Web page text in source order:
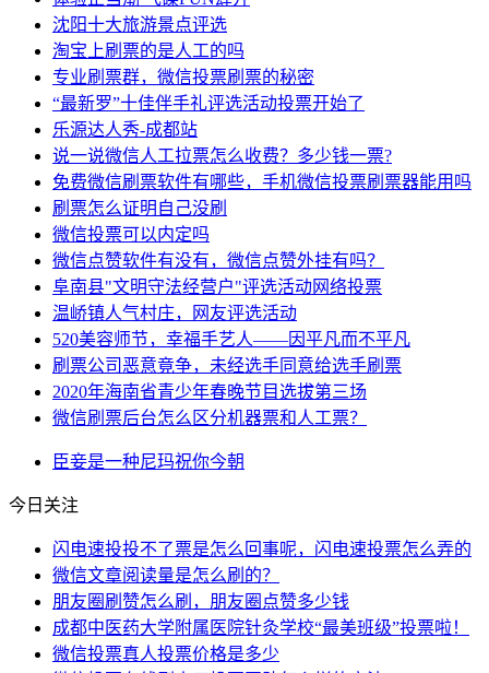
沈阳十大旅游景点评选
淘宝上刷票的是人工的吗
专业刷票群，微信投票刷票的秘密
“最新罗”十佳伴手礼评选活动投票开始了
乐源达人秀-成都站
说一说微信人工拉票怎么收费？多少钱一票?
免费微信刷票软件有哪些，手机微信投票刷票器能用吗
刷票怎么证明自己没刷
微信投票可以内定吗
微信点赞软件有没有，微信点赞外挂有吗？
阜南县"文明守法经营户"评选活动网络投票
温峤镇人气村庄，网友评选活动
520美容师节，幸福手艺人——因平凡而不平凡
刷票公司恶意竟争，未经选手同意给选手刷票
2020年海南省青少年春晚节目选拔第三场
微信刷票后台怎么区分机器票和人工票？
臣妾是一种尼玛祝你今朝
今日关注
闪电速投投不了票是怎么回事呢，闪电速投票怎么弄的
微信文章阅读量是怎么刷的？
朋友圈刷赞怎么刷，朋友圈点赞多少钱
成都中医药大学附属医院针灸学校“最美班级”投票啦！
微信投票真人投票价格是多少